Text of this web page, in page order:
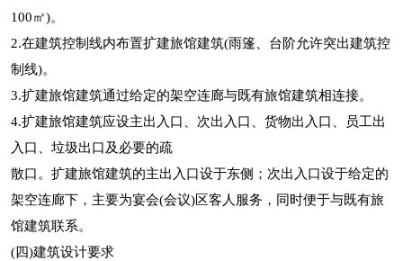
100㎡)。
2.在建筑控制线内布置扩建旅馆建筑(雨篷、台阶允许突出建筑控
制线)。
3.扩建旅馆建筑通过给定的架空连廊与既有旅馆建筑相连接。
4.扩建旅馆建筑应设主出入口、次出入口、货物出入口、员工出
入口、垃圾出口及必要的疏
散口。扩建旅馆建筑的主出入口设于东侧；次出入口设于给定的
架空连廊下，主要为宴会(会议)区客人服务，同时便于与既有旅
馆建筑联系。
(四)建筑设计要求